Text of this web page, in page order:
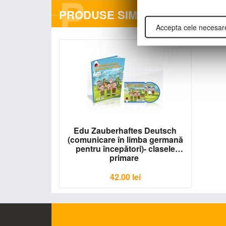
P
PRODUSE SIMILARE
Edu Zauberhaftes Deutsch
(comunicare în limba germană
pentru începători)- clasele
primare
42.00 lei
Accepta cele